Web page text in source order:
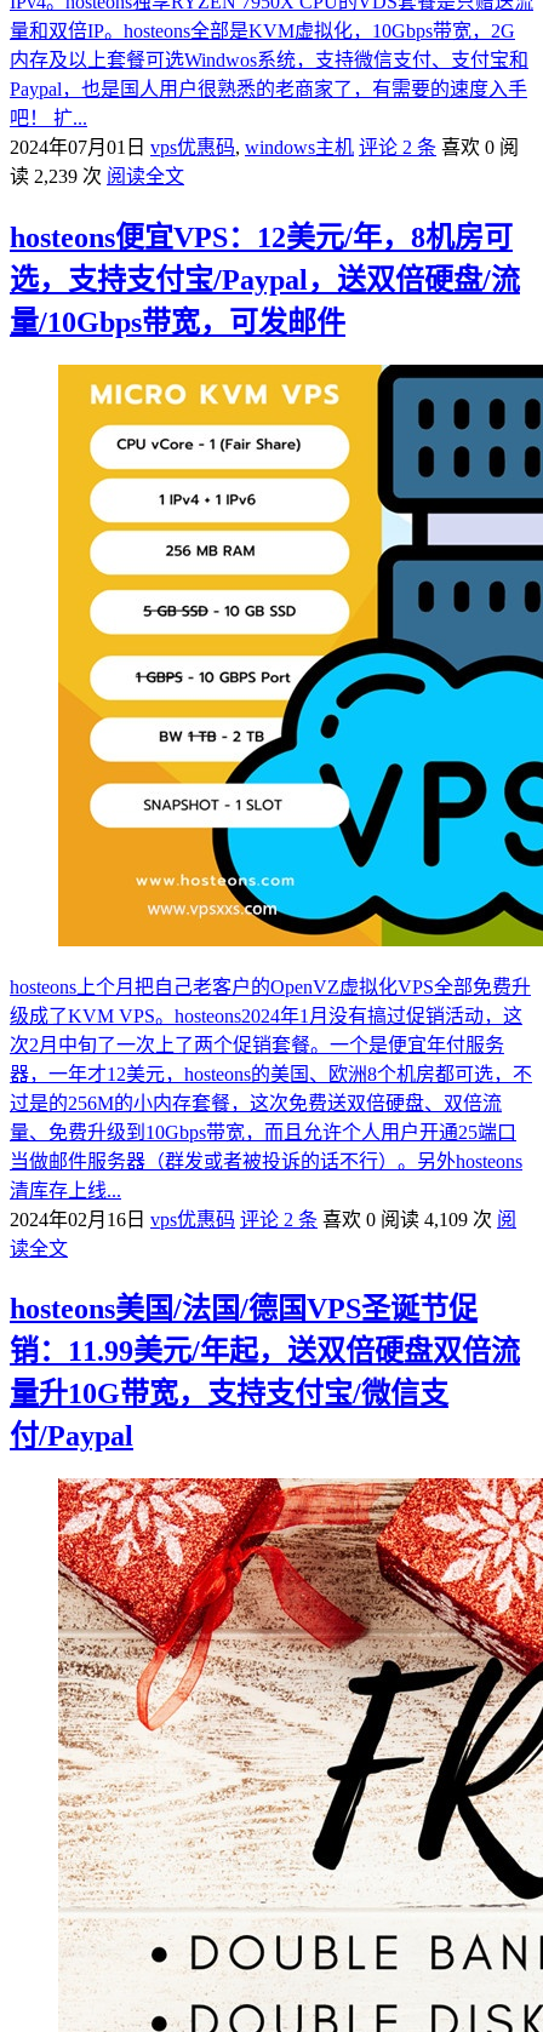
量和双倍IP。hosteons全部是KVM虚拟化，10Gbps带宽，2G
内存及以上套餐可选Windwos系统，支持微信支付、支付宝和
Paypal，也是国人用户很熟悉的老商家了，有需要的速度入手
吧！ 扩...
2024年07月01日 vps优惠码, windows主机 评论 2 条 喜欢 0 阅
读 2,239 次 阅读全文
hosteons便宜VPS：12美元/年，8机房可
选，支持支付宝/Paypal，送双倍硬盘/流
量/10Gbps带宽，可发邮件
hosteons上个月把自己老客户的OpenVZ虚拟化VPS全部免费升
级成了KVM VPS。hosteons2024年1月没有搞过促销活动，这
次2月中旬了一次上了两个促销套餐。一个是便宜年付服务
器，一年才12美元，hosteons的美国、欧洲8个机房都可选，不
过是的256M的小内存套餐，这次免费送双倍硬盘、双倍流
量、免费升级到10Gbps带宽，而且允许个人用户开通25端口
当做邮件服务器（群发或者被投诉的话不行）。另外hosteons
清库存上线...
2024年02月16日 vps优惠码 评论 2 条 喜欢 0 阅读 4,109 次 阅
读全文
hosteons美国/法国/德国VPS圣诞节促
销：11.99美元/年起，送双倍硬盘双倍流
量升10G带宽，支持支付宝/微信支
付/Paypal